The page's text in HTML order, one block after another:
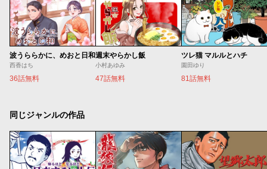
波うららかに、めおと日和
西香はち
36話無料
週末やらかし飯
小村あゆみ
47話無料
ツレ猫 マルルとハチ
園田ゆり
81話無料
同じジャンルの作品